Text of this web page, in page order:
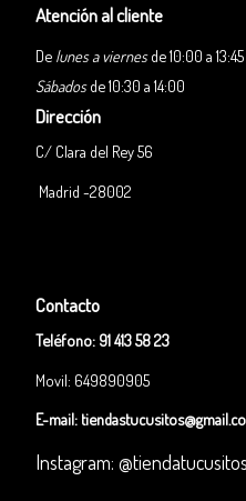
Atención al cliente
De lunes a viernesde 10:00 a
Sábadosde 10:30 a 14:00
Dirección
C/ Clara del Rey 56
Madrid -28002
Contacto
Teléfono: 91 413 58 23
Movil: 649890905
E-mail:
Instagram: @tiendatucusitos